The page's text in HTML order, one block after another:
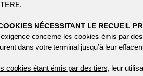
NÉCESSITANT LE RECUEIL
concerne les cookies émis par
dans votre terminal jusqu’à leur
cookies étant émis par des tiers, leur